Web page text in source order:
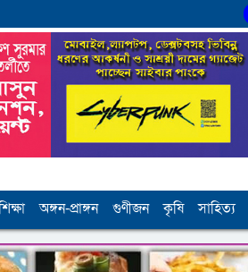
অঙ্গন-প্রাঙ্গন গুণীজন কৃষি সাহিত্য